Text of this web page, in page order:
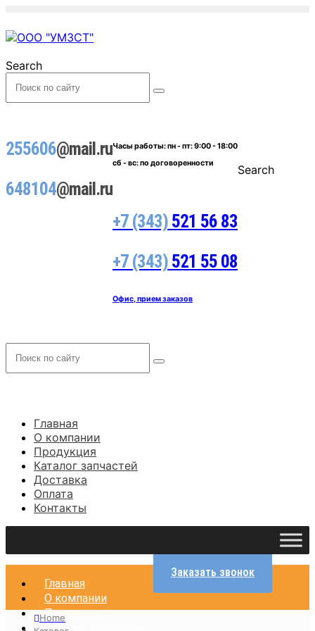
Search
255606@mail.ru
648104@mail.ru
Часы работы:пн - пт: 9:00 - 18:00
сб - вс: по договоренности
+7 (343) 521 56 83
+7 (343) 521 55 08
Офис, прием заказов
Search
Главная
О компании
Продукция
Каталог запчастей
Доставка
Оплата
Контакты
Главная
О компании
Продукция
Каталог запчастей
Заказать звонок
Home